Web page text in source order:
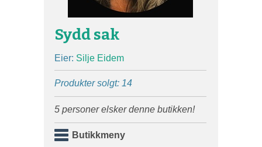
Sydd sak
Eier: Silje Eidem
Produkter solgt: 14
5 personer elsker denne butikken!
Butikkmeny